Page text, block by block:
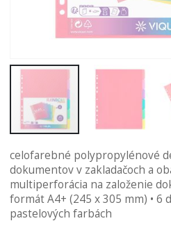
na
začiatok
galérie
obrázkov
celofarebné polypropylénové
dokumentov v zakladačoch a
multiperforácia na založenie
formát A4+ (245 x 305 mm) • 6
pastelových farbách